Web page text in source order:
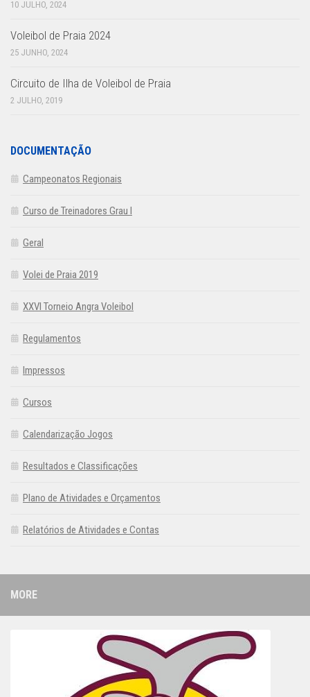
10 JULHO, 2024
Voleibol de Praia 2024
25 JUNHO, 2024
Circuito de Ilha de Voleibol de Praia
2 JULHO, 2019
DOCUMENTAÇÃO
Campeonatos Regionais
Curso de Treinadores Grau I
Geral
Volei de Praia 2019
XXVI Torneio Angra Voleibol
Regulamentos
Impressos
Cursos
Calendarização Jogos
Resultados e Classificações
Plano de Atividades e Orçamentos
Relatórios de Atividades e Contas
MORE